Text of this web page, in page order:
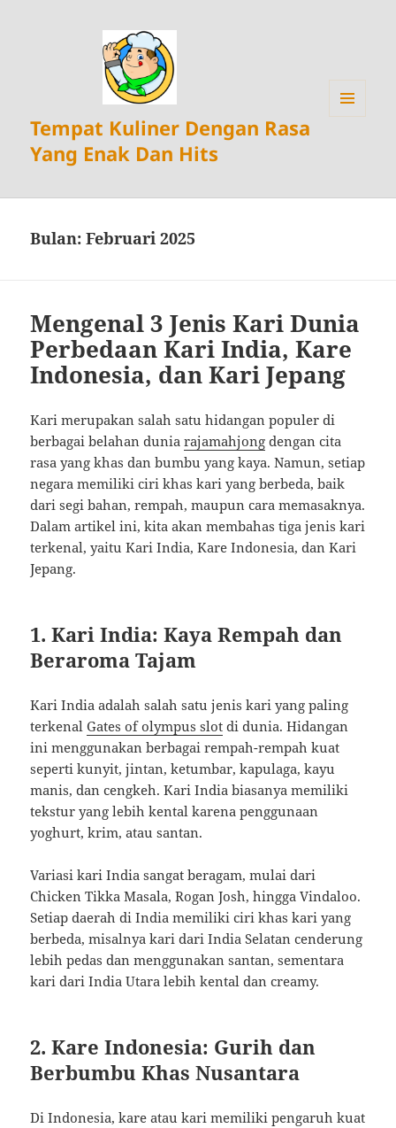
Tempat Kuliner Dengan Rasa
Yang Enak Dan Hits
Bulan:Februari 2025
Mengenal 3 Jenis Kari Dunia
Perbedaan Kari India, Kare
Indonesia, dan Kari Jepang
Kari merupakan salah satu hidangan populer di
berbagai belahan duniarajamahjong dengan cita
rasa yang khas dan bumbu yang kaya. Namun, setiap
negara memiliki ciri khas kari yang berbeda, baik
dari segi bahan, rempah, maupun cara memasaknya.
Dalam artikel ini, kita akan membahas tiga jenis kari
terkenal, yaitu Kari India, Kare Indonesia, dan Kari
Jepang.
1.Kari India: Kaya Rempah dan
Beraroma Tajam
Kari India adalah salah satu jenis kari yang paling
terkenalGates of olympus slot di dunia. Hidangan
ini menggunakan berbagai rempah-rempah kuat
seperti kunyit, jintan, ketumbar, kapulaga, kayu
manis, dan cengkeh. Kari India biasanya memiliki
tekstur yang lebih kental karena penggunaan
yoghurt, krim, atau santan.
Variasi kari India sangat beragam, mulai dari
Chicken Tikka Masala, Rogan Josh, hingga Vindaloo.
Setiap daerah di India memiliki ciri khas kari yang
berbeda, misalnya kari dari India Selatan cenderung
lebih pedas dan menggunakan santan, sementara
kari dari India Utara lebih kental dan creamy.
2.Kare Indonesia: Gurih dan
Berbumbu Khas Nusantara
Di Indonesia, kare atau kari memiliki pengaruh kuat